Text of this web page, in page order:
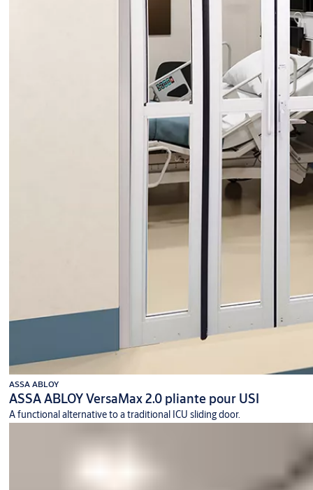
ASSA ABLOY
ASSA ABLOY VersaMax 2.0 pliante pour USI
A functional alternative to a traditional ICU sliding door.